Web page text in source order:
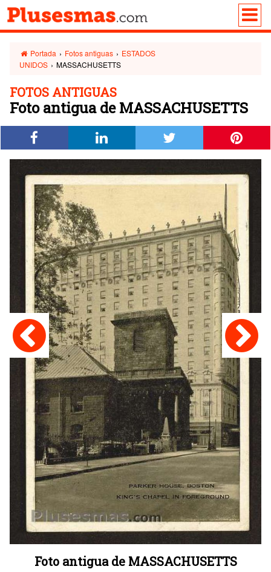
Portada › Fotos antiguas › ESTADOS
UNIDOS › MASSACHUSETTS
FOTOS ANTIGUAS
Foto antigua de MASSACHUSETTS
Foto antigua de MASSACHUSETTS